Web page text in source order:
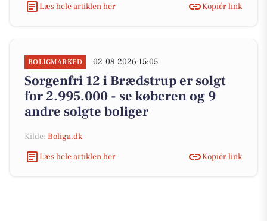
Læs hele artiklen her Kopiér link
BOLIGMARKED 02-08-2026 15:05
Sorgenfri 12 i Brædstrup er solgt
for 2.995.000 - se køberen og 9
andre solgte boliger
Kilde: Boliga.dk
Læs hele artiklen her
Kopiér link